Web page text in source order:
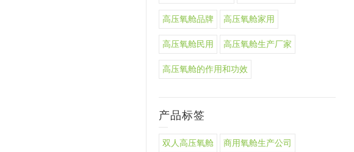
高压氧舱品牌 高压氧舱家用
高压氧舱民用 高压氧舱生产厂家
高压氧舱的作用和功效
产品标签
双人高压氧舱 商用氧舱生产公司